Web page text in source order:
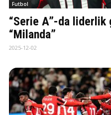
Futbol
“Serie A”-da liderlik
“Milanda”
2025-12-02